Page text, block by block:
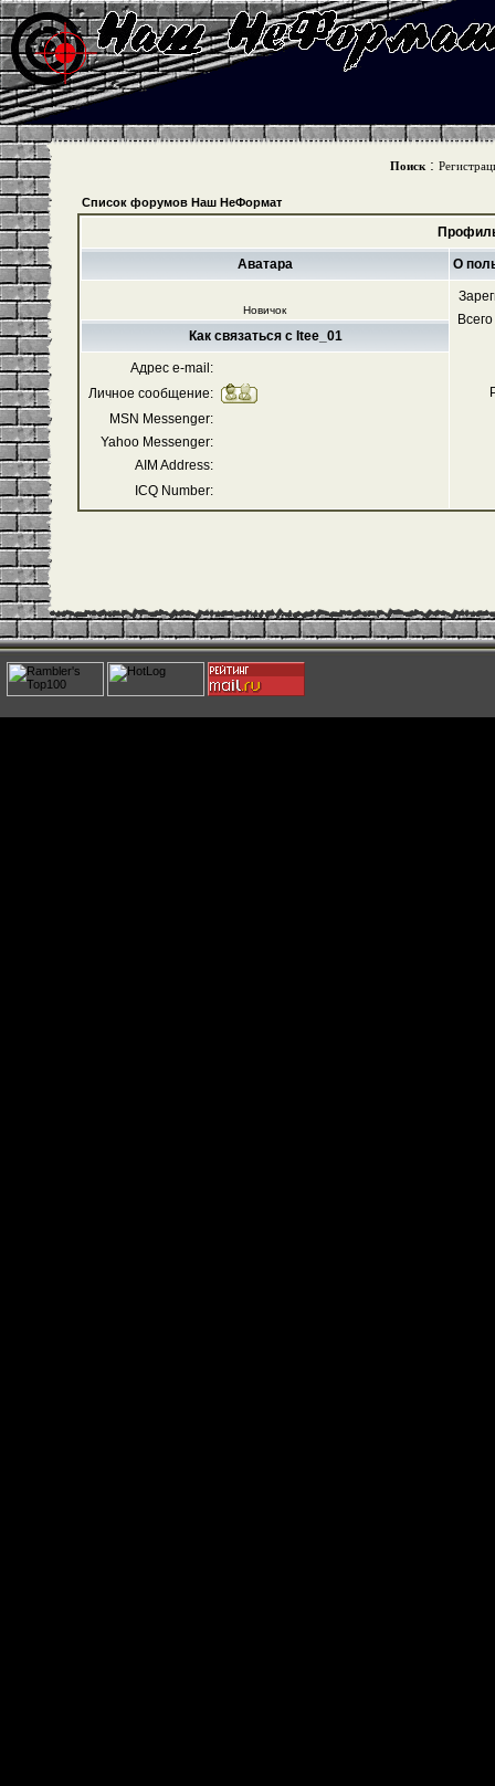
Поиск :
Список форумов Наш НеФормат
Аватара О
Новичок
Как связаться с Itee_01
Адрес e-mail:
Личное сообщение:
MSN Messenger:
Yahoo Messenger:
AIM Address:
ICQ Number: